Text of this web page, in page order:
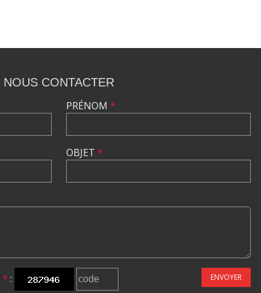
NOUS CONTACTER
PRÉNOM *
OBJET *
* : ENVOYER